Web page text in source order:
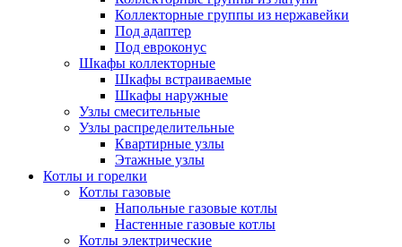
Коллекторные группы из нержавейки
Под адаптер
Под евроконус
Шкафы коллекторные
Шкафы встраиваемые
Шкафы наружные
Узлы смесительные
Узлы распределительные
Квартирные узлы
Этажные узлы
Котлы и горелки
Котлы газовые
Напольные газовые котлы
Настенные газовые котлы
Котлы электрические